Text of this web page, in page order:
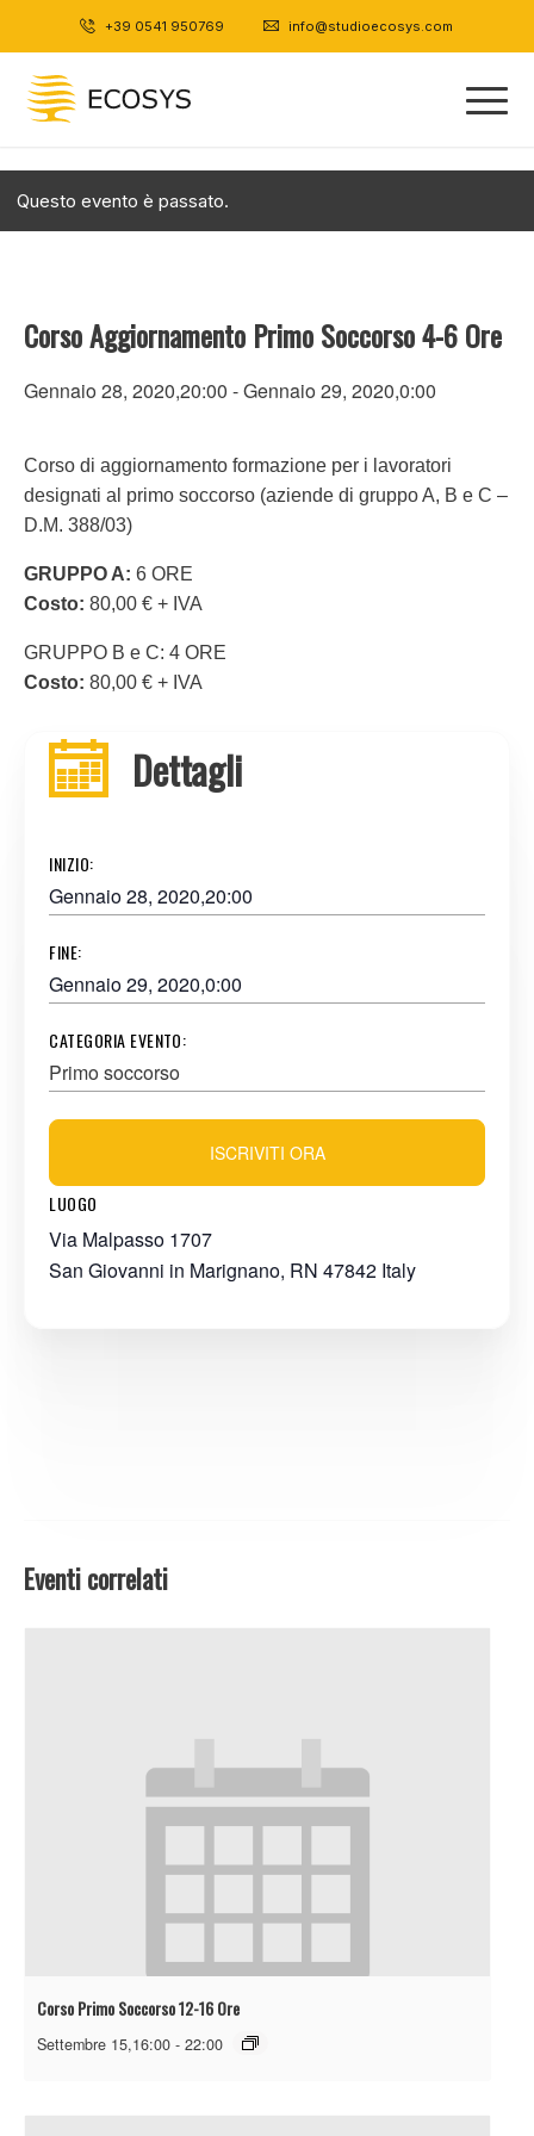
+39 0541 950769 info@studioecosys.com
Questo evento è passato.
Corso Aggiornamento Primo Soccorso 4-6 Ore
Gennaio 28, 2020,20:00 -Gennaio 29, 2020,0:00
Corso di aggiornamento formazione per i lavoratori
designati al primo soccorso (aziende di gruppo A, B e C –
D.M. 388/03)
GRUPPO A: 6 ORE
Costo: 80,00 € + IVA
GRUPPO B e C: 4 ORE
Costo: 80,00 € + IVA
Dettagli
INIZIO:
Gennaio 28, 2020,20:00
FINE:
Gennaio 29, 2020,0:00
CATEGORIA EVENTO:
Primo soccorso
LUOGO
Via Malpasso 1707
San Giovanni in Marignano, RN 47842 Italy
ISCRIVITI ORA
Eventi correlati
Corso Primo Soccorso 12-16 Ore
Settembre 15,16:00 - 22:00